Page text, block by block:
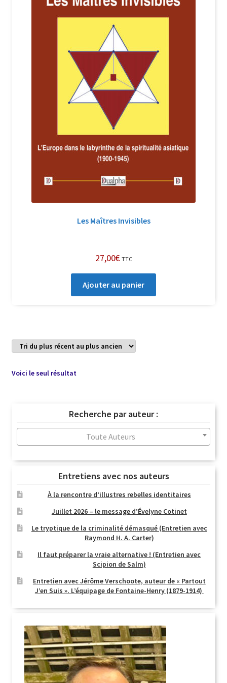
Nous Contacter
Politique de confidentialité et cookies
Qui sommes-nous ?
Suivi de la Commande
Les Maîtres Invisibles
27,00€ TTC
Ajouter au panier
Voici le seul résultat
Recherche par auteur :
Toute Auteurs
Entretiens avec nos auteurs
À la rencontre d’illustres rebelles identitaires
Juillet 2026 – le message d’Évelyne Cotinet
Le tryptique de la criminalité démasqué (Entretien avec
Raymond H. A. Carter)
Il faut préparer la vraie alternative ! (Entretien avec
Scipion de Salm)
Entretien avec Jérôme Verschoote, auteur de « Partout
J’en Suis ». L’équipage de Fontaine-Henry (1879-1914)